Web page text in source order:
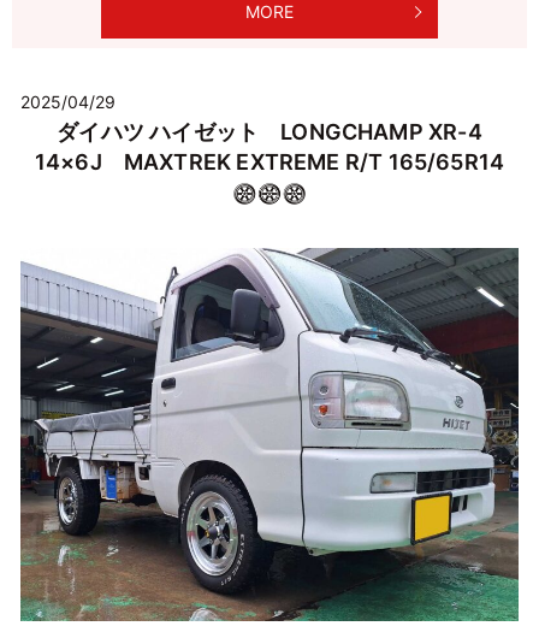
MORE
2025/04/29
ダイハツ ハイゼット LONGCHAMP XR-4
14×6J MAXTREK EXTREME R/T 165/65R14